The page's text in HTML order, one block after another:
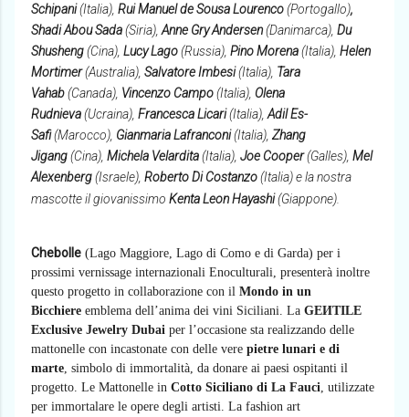
Schipani(Italia), Rui Manuel de Sousa Lourenco(Portogallo),
Shadi Abou Sada(Siria), Anne Gry Andersen(Danimarca), Du
Shusheng(Cina), Lucy Lago(Russia), Pino Morena(Italia), Helen
Mortimer(Australia), Salvatore Imbesi(Italia), Tara
Vahab(Canada), Vincenzo Campo(Italia), Olena
Rudnieva(Ucraina), Francesca Licari(Italia), Adil Es-
Safi(Marocco), Gianmaria Lafranconi(Italia), Zhang
Jigang(Cina), Michela Velardita(Italia), Joe Cooper(Galles), Mel
Alexenberg(Israele), Roberto Di Costanzo(Italia) e la nostra
mascotte il giovanissimo Kenta Leon Hayashi(Giappone).
Chebolle (Lago Maggiore, Lago di Como e di Garda) per i
prossimi vernissage internazionali Enoculturali, presenterà inoltre
questo progetto in collaborazione con il Mondo in un
Bicchiere emblema dell’anima dei vini Siciliani. La GEИTILE
Exclusive Jewelry Dubai per l’occasione sta realizzando delle
mattonelle con incastonate con delle vere pietre lunari e di
marte , simbolo di immortalità, da donare ai paesi ospitanti il
progetto. Le Mattonelle in Cotto Siciliano di La Fauci , utilizzate
per immortalare le opere degli artisti. La fashion art